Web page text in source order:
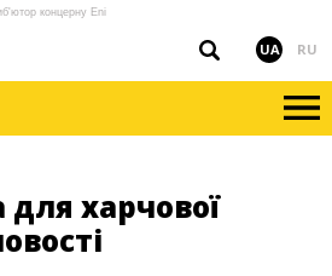
концерну Eni
UA RU
харчової